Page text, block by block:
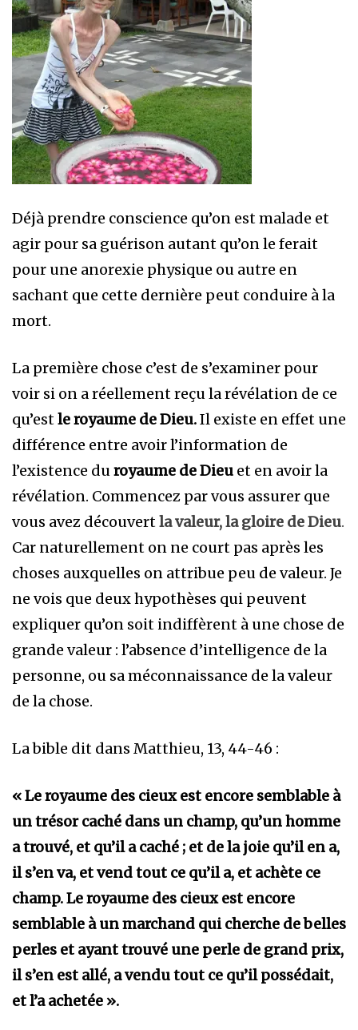
Déjà prendre conscience qu’on est malade et
agir pour sa guérison autant qu’on le ferait
pour une anorexie physique ou autre en
sachant que cette dernière peut conduire à la
mort.
La première chose c’est de s’examiner pour
voir si on a réellement reçu la révélation de ce
qu’estle royaume de Dieu.Il existe en effet une
différence entre avoir l’information de
l’existence duroyaume de Dieu et en avoir la
révélation. Commencez par vous assurer que
vous avez découvertla valeur, la gloire de Dieu.
Car naturellement on ne court pas après les
choses auxquelles on attribue peu de valeur. Je
ne vois que deux hypothèses qui peuvent
expliquer qu’on soit indiffèrent à une chose de
grande valeur : l’absence d’intelligence de la
personne, ou sa méconnaissance de la valeur
de la chose.
La bible dit dans Matthieu, 13, 44-46 :
« Le royaume des cieux est encore semblable à
un trésor caché dans un champ, qu’un homme
a trouvé, et qu’il a caché ; et de la joie qu’il en a,
il s’en va, et vend tout ce qu’il a, et achète ce
champ. Le royaume des cieux est encore
semblable à un marchand qui cherche de belles
perles et ayant trouvé une perle de grand prix,
il s’en est allé, a vendu tout ce qu’il possédait,
et l’a achetée ».